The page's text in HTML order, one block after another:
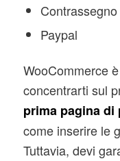
Contrassegno
Paypal
WooCommerce
concentrarti sul
prima pagina di
come inserire le
Tuttavia, devi